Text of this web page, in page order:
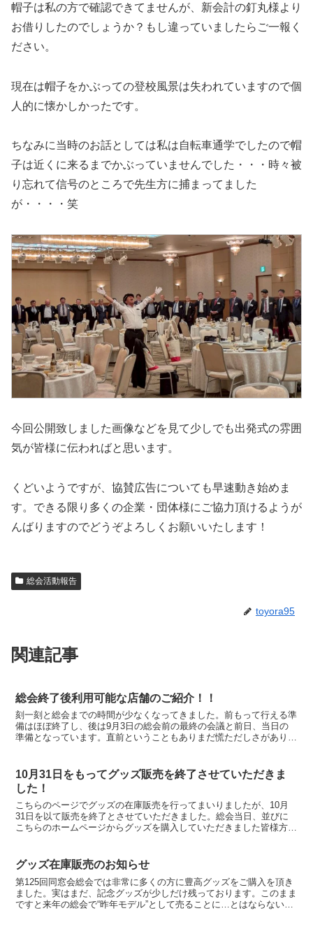
帽子は私の方で確認できてませんが、新会計の釘丸様より
お借りしたのでしょうか？もし違っていましたらご一報く
ださい。
現在は帽子をかぶっての登校風景は失われていますので個
人的に懐かしかったです。
ちなみに当時のお話としては私は自転車通学でしたので帽
子は近くに来るまでかぶっていませんでした・・・時々被
り忘れて信号のところで先生方に捕まってました
が・・・・笑
今回公開致しました画像などを見て少しでも出発式の雰囲
気が皆様に伝わればと思います。
くどいようですが、協賛広告についても早速動き始めま
す。できる限り多くの企業・団体様にご協力頂けるようが
んばりますのでどうぞよろしくお願いいたします！
総会活動報告
toyora95
関連記事
総会終了後利用可能な店舗のご紹介！！
刻一刻と総会までの時間が少なくなってきました。前もって行える準
備はほぼ終了し、後は9月3日の総会前の最終の会議と前日、当日の
準備となっています。直前ということもありまだ慌ただしさがありま
10月31日をもってグッズ販売を終了させていただきま
した！
こちらのページでグッズの在庫販売を行ってまいりましたが、10月
31日を以て販売を終了とさせていただきました。総会当日、並びに
こちらのホームページからグッズを購入していただきました皆様方誠
グッズ在庫販売のお知らせ
第125回同窓会総会では非常に多くの方に豊高グッズをご購入を頂き
ました。実はまだ、記念グッズが少しだけ残っております。このまま
ですと来年の総会で“昨年モデル”として売ることに…とはならないの